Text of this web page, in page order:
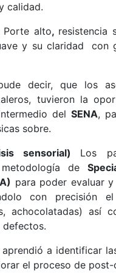
calidad.
Porte alto, resistencia
y su claridad
con
decir, que los
tuvieron la
delSENA,
sobre.
sensorial) Los
metodología de
para poder evaluar
con precisión
achocolatadas) así
defectos.
aprendió a identificar
el proceso de post-